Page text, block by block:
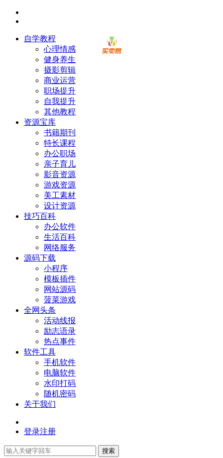
自学教程
心理情感
健身养生
摄影剪辑
商业运营
职场提升
自我提升
其他教程
资源宝库
书籍期刊
特长课程
办公职场
亲子育儿
影音资源
游戏资源
美工素材
设计资源
技巧百科
办公软件
生活百科
网络服务
源码下载
小程序
模板插件
网站源码
菠菜游戏
全网头条
活动线报
励志语录
热点事件
软件工具
手机软件
电脑软件
水印打码
随机密码
关于我们
登录注册
搜索